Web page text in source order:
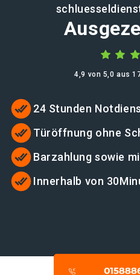
4,9 von 5,0 aus
24 Stunden
Türöffnung ohne
Barzahlung sowie
Innerhalb von